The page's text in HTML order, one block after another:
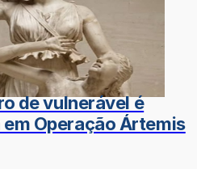
de vulnerável é
Operação Ártemis